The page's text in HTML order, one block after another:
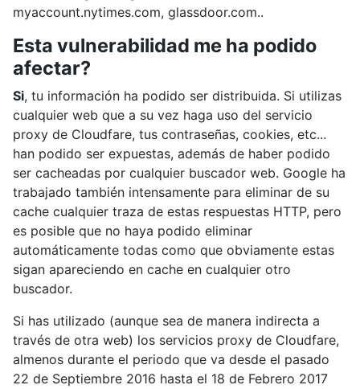
myaccount.nytimes.com, glassdoor.com..
Esta vulnerabilidad me ha podido
afectar?
Si, tu información ha podido ser distribuida. Si utilizas
cualquier web que a su vez haga uso del servicio
proxy de Cloudfare, tus contraseñas, cookies, etc...
han podido ser expuestas, además de haber podido
ser cacheadas por cualquier buscador web. Google ha
trabajado también intensamente para eliminar de su
cache cualquier traza de estas respuestas HTTP, pero
es posible que no haya podido eliminar
automáticamente todas como que obviamente estas
sigan apareciendo en cache en cualquier otro
buscador.
Si has utilizado (aunque sea de manera indirecta a
través de otra web) los servicios proxy de Cloudfare,
almenos durante el periodo que va desde el pasado
22 de Septiembre 2016 hasta el 18 de Febrero 2017